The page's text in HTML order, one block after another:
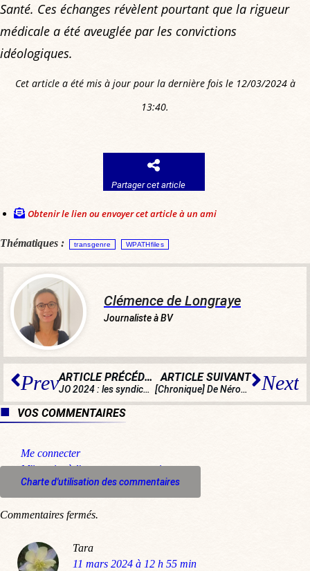
Santé. Ces échanges révèlent pourtant que la rigueur
médicale a été aveuglée par les convictions
idéologiques.
Cet article a été mis à jour pour la dernière fois le 12/03/2024 à
13:40.
Partager cet article
Obtenir le lien ou envoyer cet article à un ami
Thématiques : transgenre WPATHfiles
Clémence de Longraye
Journaliste à BV
Prev ARTICLE PRÉCÉDENT
JO 2024 : les syndicats menacent déjà de faire grève !
ARTICLE SUIVANT
[Chronique] De Néron à Macron Next
VOS COMMENTAIRES
Me connecter
M'inscrire à l'espace commentaire
Charte d'utilisation des commentaires
Tara
dit
11 mars 2024 à 12 h 55 min
Commentaires fermés.